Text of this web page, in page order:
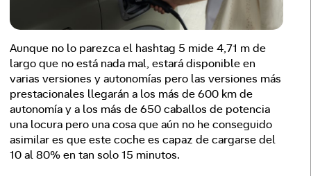
Aunque no lo parezca el hashtag 5 mide 4,71 m de
largo que no está nada mal, estará disponible en
varias versiones y autonomías pero las versiones más
prestacionales llegarán a los más de 600 km de
autonomía y a los más de 650 caballos de potencia
una locura pero una cosa que aún no he conseguido
asimilar es que este coche es capaz de cargarse del
10 al 80% en tan solo 15 minutos.